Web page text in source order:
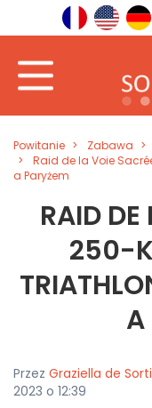
Powitanie Zabawa
Raid de la Voie
a Paryżem
RAID DE
250-
A
Przez Graziella de
2023 o 12:39